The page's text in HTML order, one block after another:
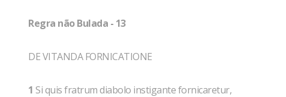
Regra não Bulada - 13
DE VITANDA FORNICATIONE
1 Si quis fratrum diabolo instigante fornicaretur,